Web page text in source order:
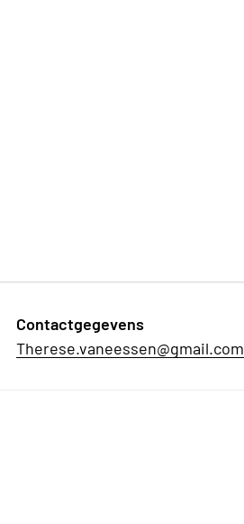
Contactgegevens
Therese.vaneessen@gmail.com